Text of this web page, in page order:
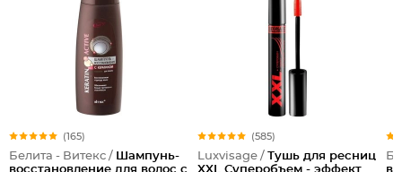
(165)
Белита - Витекс / Шампунь-
(585)
Luxvisage / Тушь для ресниц